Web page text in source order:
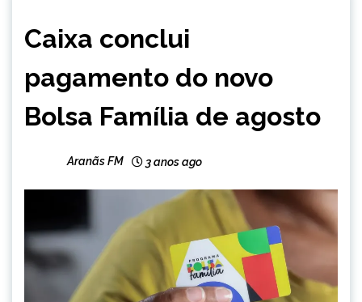
NOTÍCIAS
Caixa conclui
pagamento do novo
Bolsa Família de agosto
Aranãs FM 3 anos ago